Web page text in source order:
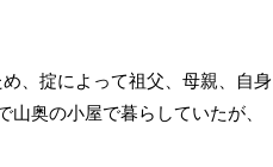
、掟によって祖父、母親、自身
奥の小屋で暮らしていたが、